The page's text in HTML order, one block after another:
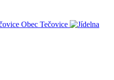
Obec Tečovice